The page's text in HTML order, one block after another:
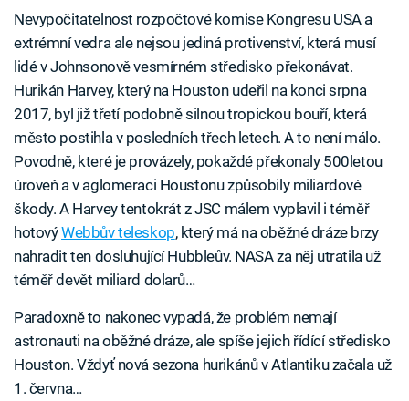
Nevypočitatelnost rozpočtové komise Kongresu USA a
extrémní vedra ale nejsou jediná protivenství, která musí
lidé v Johnsonově vesmírném středisko překonávat.
Hurikán Harvey, který na Houston udeřil na konci srpna
2017, byl již třetí podobně silnou tropickou bouří, která
město postihla v posledních třech letech. A to není málo.
Povodně, které je provázely, pokaždé překonaly 500letou
úroveň a v aglomeraci Houstonu způsobily miliardové
škody. A Harvey tentokrát z JSC málem vyplavil i téměř
hotovýWebbův teleskop, který má na oběžné dráze brzy
nahradit ten dosluhující Hubbleův. NASA za něj utratila už
téměř devět miliard dolarů…
Paradoxně to nakonec vypadá, že problém nemají
astronauti na oběžné dráze, ale spíše jejich řídící středisko
Houston. Vždyť nová sezona hurikánů v Atlantiku začala už
1. června…